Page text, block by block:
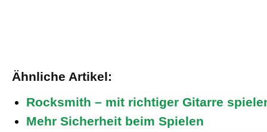
Ähnliche Artikel:
Rocksmith – mit richtiger Gitarre
Mehr Sicherheit beim Spielen